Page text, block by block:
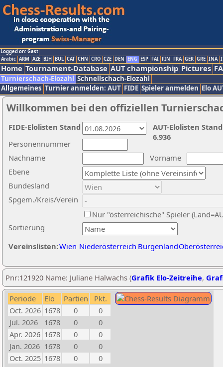
Logged on: Gast
Arabic ARM AZE BIH BUL CAT CHN CRO CZE DEN ENG ESP FAI FIN FRA GER GRE INA
Home Tournament-Database AUT championship Pictures
Turnierschach-Elozahl Schnellschach-Elozahl
Allgemeines Turnier anmelden: AUT FIDE Spieler anmelden Elo
Willkommen bei den offiziellen
Nachname
Vorname
Ebene
Sortierung
Personennummer
Bundesland
Spgem./Kreis/Verein
Nur "österreichische" Spieler
Vereinslisten:Wien Niederösterreich Burgenland
AUT-Elolisten
6.936
FIDE-Elolisten Stand
Pnr:121920 Name: Juliane Halwachs (Grafik Elo-Zeitreihe,
Periode Elo Partien
Pkt.
Oct. 2026 1678 0
0
Jul. 2026
1678 0
0
Apr. 2026 1678 0
0
Jan. 2026 1678 0
0
Oct. 2025 1678 0
0